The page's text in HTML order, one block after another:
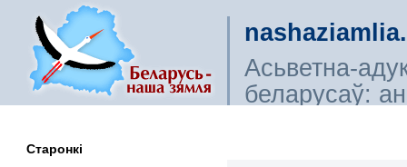
Асьветна-
беларусаў:
Старонкі